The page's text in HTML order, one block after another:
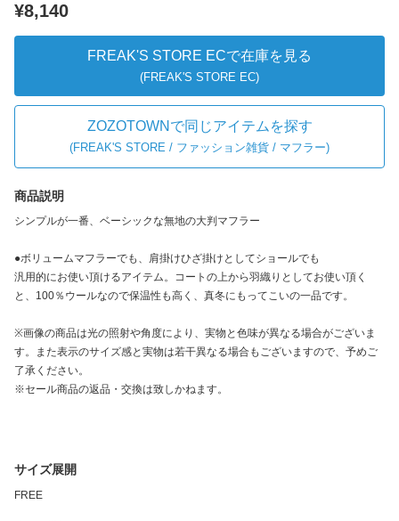
¥8,140
FREAK'S STORE ECで在庫を見る
(FREAK'S STORE EC)
ZOZOTOWNで同じアイテムを探す
(FREAK'S STORE / ファッション雑貨 / マフラー)
商品説明
シンプルが一番、ベーシックな無地の大判マフラー
●ボリュームマフラーでも、肩掛けひざ掛けとしてショールでも
汎用的にお使い頂けるアイテム。コートの上から羽織りとしてお使い頂く
と、100％ウールなので保温性も高く、真冬にもってこいの一品です。
※画像の商品は光の照射や角度により、実物と色味が異なる場合がございま
す。また表示のサイズ感と実物は若干異なる場合もございますので、予めご
了承ください。
※セール商品の返品・交換は致しかねます。
サイズ展開
FREE